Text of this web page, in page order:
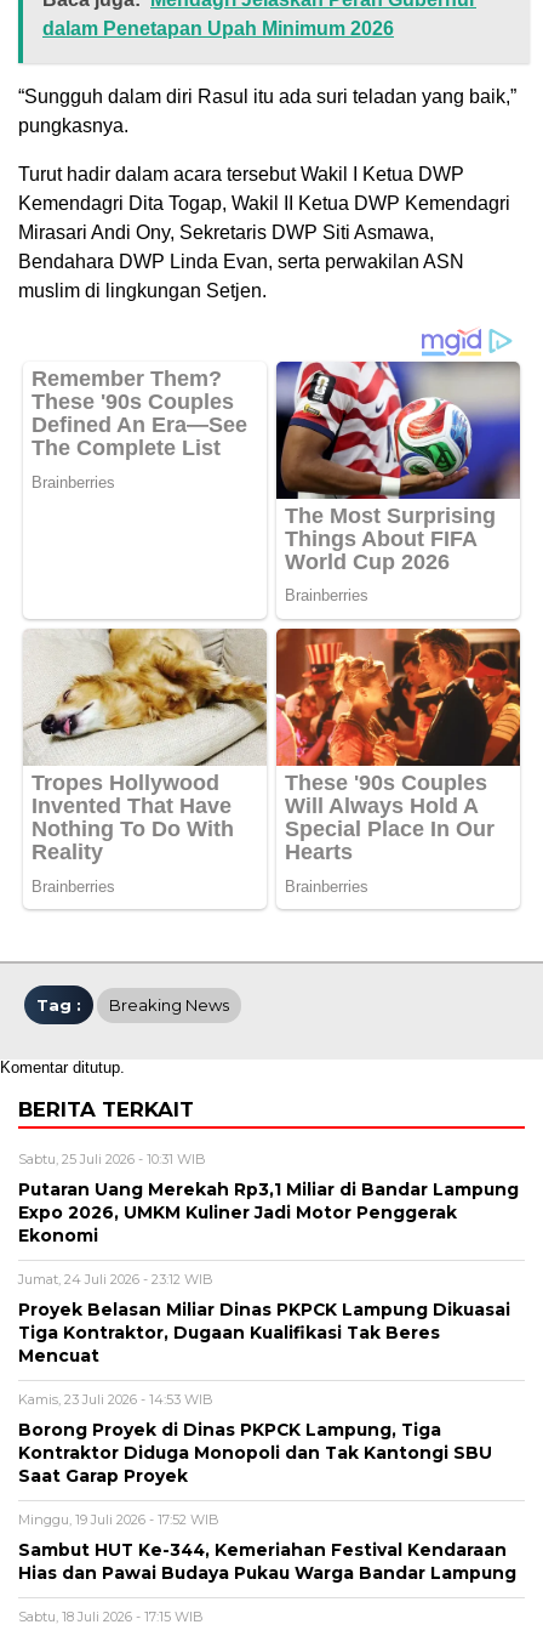
dalam Penetapan Upah Minimum 2026
“Sungguh dalam diri Rasul itu ada suri teladan yang baik,”
pungkasnya.
Turut hadir dalam acara tersebut Wakil I Ketua DWP
Kemendagri Dita Togap, Wakil II Ketua DWP Kemendagri
Mirasari Andi Ony, Sekretaris DWP Siti Asmawa,
Bendahara DWP Linda Evan, serta perwakilan ASN
muslim di lingkungan Setjen.
Tag : Breaking News
Komentar ditutup.
BERITA TERKAIT
Sabtu, 25 Juli 2026 - 10:31 WIB
Putaran Uang Merekah Rp3,1 Miliar di Bandar Lampung
Expo 2026, UMKM Kuliner Jadi Motor Penggerak
Ekonomi
Jumat, 24 Juli 2026 - 23:12 WIB
Proyek Belasan Miliar Dinas PKPCK Lampung Dikuasai
Tiga Kontraktor, Dugaan Kualifikasi Tak Beres
Mencuat
Kamis, 23 Juli 2026 - 14:53 WIB
Borong Proyek di Dinas PKPCK Lampung, Tiga
Kontraktor Diduga Monopoli dan Tak Kantongi SBU
Saat Garap Proyek
Minggu, 19 Juli 2026 - 17:52 WIB
Sambut HUT Ke-344, Kemeriahan Festival Kendaraan
Hias dan Pawai Budaya Pukau Warga Bandar Lampung
Sabtu, 18 Juli 2026 - 17:15 WIB